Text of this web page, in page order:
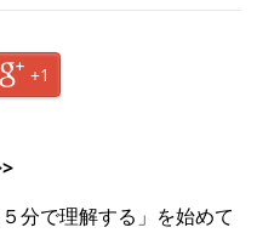
+1
分で理解する」を始めて